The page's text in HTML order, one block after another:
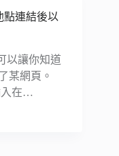
點連結後以
以讓你知道
某網頁。
入在…